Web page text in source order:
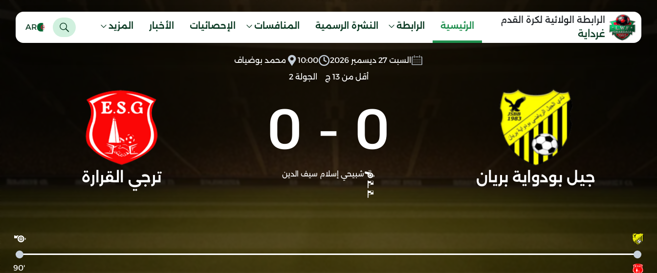
الرابطة الولائية لكرة القدم
غرداية
الرئيسية الرابطة النشرة الرسمية المنافسات الإحصائيات الأخبار المزيد AR
السبت 27 ديسمبر 2026 10:00
محمد بوضياف
أقل من 13 ج
الجولة 2
جيل بودواية بريان
0
-
0
شبيحي إسلام سيف الدين ترجي القرارة
'90